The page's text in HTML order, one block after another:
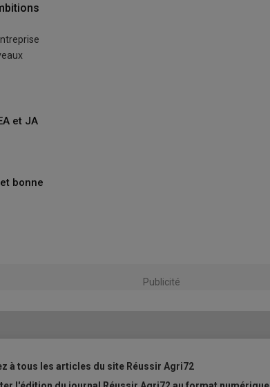
et JA
bonne
Publicité
à tous les articles du site Réussir Agri72